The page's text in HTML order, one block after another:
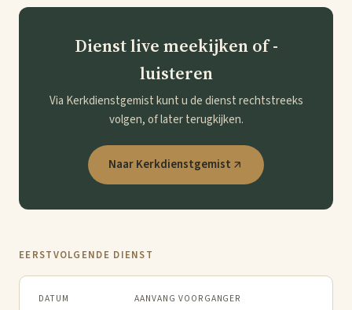
Dienst live meekijken of -
luisteren
Via Kerkdienstgemist kunt u de dienst rechtstreeks
volgen, of later terugkijken.
Naar Kerkdienstgemist
EERSTVOLGENDE DIENST
DATUM AANVANG VOORGANGER